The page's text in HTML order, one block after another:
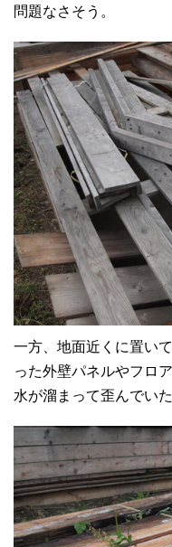
問題なさそう。
一方、地面近くに置い
った外壁パネルやフロ
水が溜まって歪んでいた